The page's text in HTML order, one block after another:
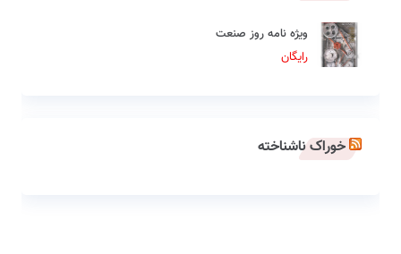
ویژه نامه روز صنعت
رایگان
خوراک ناشناخته